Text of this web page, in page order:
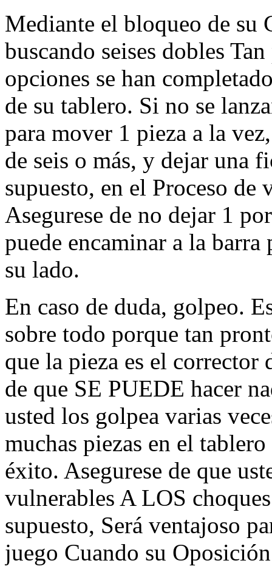
Mediante el bloqueo de su
buscando seises dobles
opciones se han
de su tablero. Si no se
para mover 1 pieza a la
de seis o más, y dejar una
supuesto, en el Proceso de
Asegurese de no dejar 1
puede encaminar a la barra
su lado.
En caso de duda, golpeo.
sobre todo porque tan
que la pieza es el corrector
de que SE PUEDE hacer
usted los golpea varias
muchas piezas en el
éxito. Asegurese de que
vulnerables A LOS
supuesto, Será ventajoso
juego Cuando su